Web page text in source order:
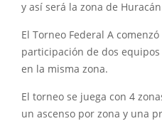
y así será la zona de
El Torneo Federal A
participación de dos
en la misma zona.
El torneo se juega con 4
un ascenso por zona y una